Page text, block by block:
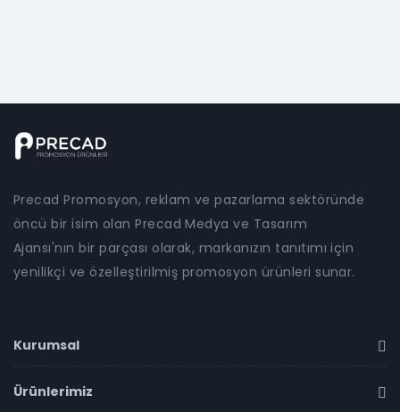
Precad Promosyon, reklam ve pazarlama sektöründe
öncü bir isim olan Precad Medya ve Tasarım
Ajansı'nın bir parçası olarak, markanızın tanıtımı için
yenilikçi ve özelleştirilmiş promosyon ürünleri sunar.
Kurumsal
Ürünlerimiz